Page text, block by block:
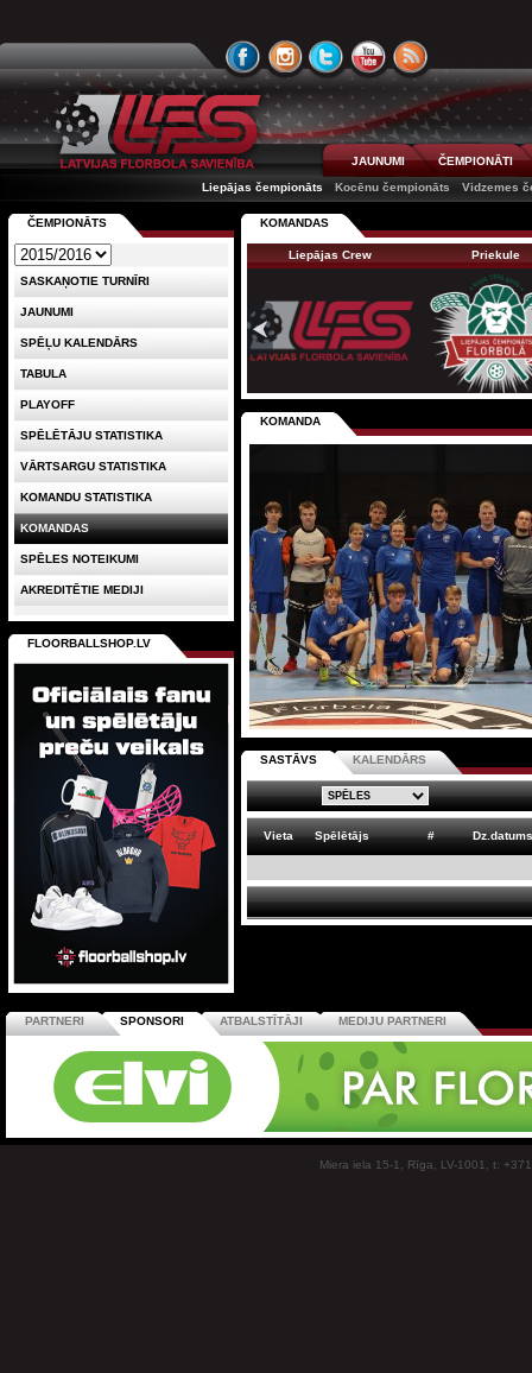
JAUNUMI
ČEMPIONĀTI
Liepājas čempionāts
Kocēnu čempionāts Vidzemes
KOMANDAS
Liepājas Crew Priekule
KOMANDA
SASTĀVS KALENDĀRS
Vieta Spēlētājs # Dz.datums
ČEMPIONĀTS
SASKAŅOTIE TURNĪRI
JAUNUMI
SPĒĻU KALENDĀRS
TABULA
PLAYOFF
SPĒLĒTĀJU STATISTIKA
VĀRTSARGU STATISTIKA
KOMANDU STATISTIKA
KOMANDAS
SPĒLES NOTEIKUMI
AKREDITĒTIE MEDIJI
FLOORBALLSHOP.LV
PARTNERI SPONSORI ATBALSTĪTĀJI MEDIJU PARTNERI
Miera iela 15-1, Rīga, LV-1001, t: